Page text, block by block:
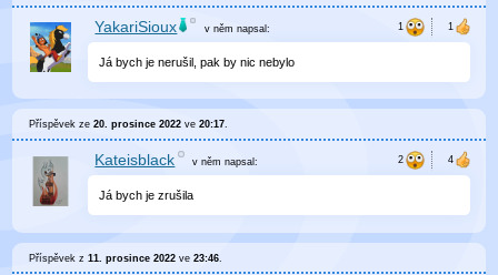
YakariSioux v němnapsal:
Já bych je nerušil, pak by nic nebylo
Příspěvek ze20. prosince 2022 ve20:17.
Kateisblack v němnapsal:
Já bych je zrušila
Příspěvek z11. prosince 2022 ve23:46